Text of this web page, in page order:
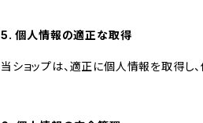
5. 個人情報の適正な取得
当ショップは、適正に個人情報を取得し